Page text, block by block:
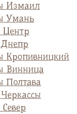
Измаил
Умань
Центр
Днепр
Кропивницкий
Винница
Полтава